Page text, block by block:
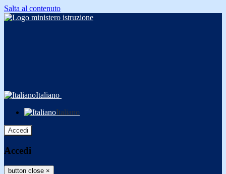
Salta al contenuto
Italiano
Italiano
Accedi
Accedi
button close ×